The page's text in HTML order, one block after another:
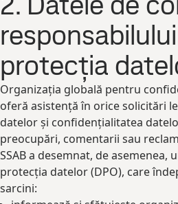
protecția
Organizația globală pentru
oferă asistență în orice solicitări
datelor și confidențialitatea
preocupări, comentarii sau
SSAB a desemnat, de asemenea,
protecția datelor (DPO), care
sarcini: